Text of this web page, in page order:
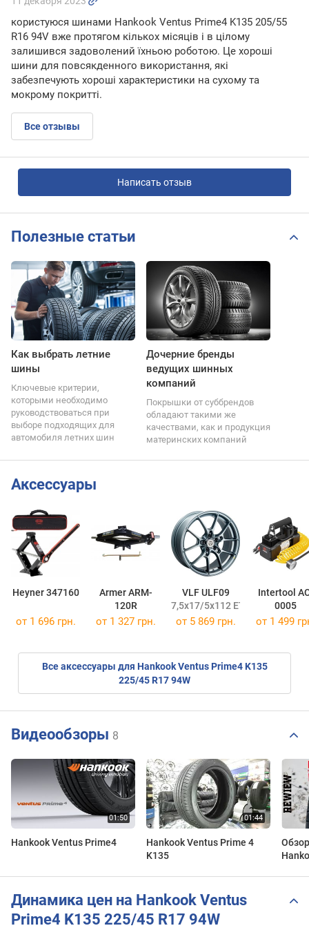
користуюся шинами Hankook Ventus Prime4 K135 205/55
R16 94V вже протягом кількох місяців і в цілому
залишився задоволений їхньою роботою. Це хороші
шини для повсякденного використання, які
забезпечують хороші характеристики на сухому та
мокрому покритті.
Все отзывы
Написать отзыв
Полезные статьи
Как выбрать летние
шины
Ключевые критерии,
которыми необходимо
руководствоваться при
выборе подходящих для
автомобиля летних шин
Дочерние бренды
ведущих шинных
компаний
Покрышки от суббрендов
обладают такими же
качествами, как и продукция
материнских компаний
Аксессуары
Heyner 347160
Armer ARM-
120R
VLF ULF09
7,5x17/5x112 ET38 DIA66,6
Intertool
0005
от 1 696 грн. от 1 327 грн. от 5 869 грн. от 1 499
Все аксессуары для Hankook Ventus Prime4 K135
225/45 R17 94W
Видеообзоры 8
Hankook Ventus Prime4
Hankook Ventus Prime 4
K135
Динамика цен на Hankook Ventus
Prime4 K135 225/45 R17 94W